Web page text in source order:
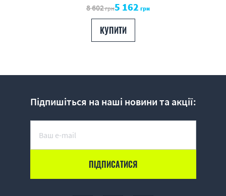
8 602грн5 162 грн
КУПИТИ
Підпишіться на наші новини та акції: